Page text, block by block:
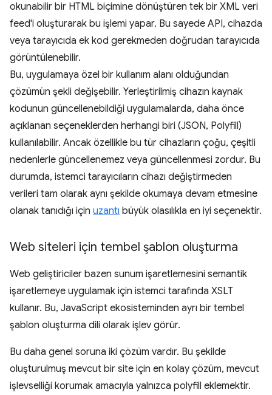
okunabilir bir HTML biçimine dönüştüren tek bir XML veri
feed'i oluşturarak bu işlemi yapar. Bu sayede API, cihazda
veya tarayıcıda ek kod gerekmeden doğrudan tarayıcıda
görüntülenebilir.
Bu, uygulamaya özel bir kullanım alanı olduğundan
çözümün şekli değişebilir. Yerleştirilmiş cihazın kaynak
kodunun güncellenebildiği uygulamalarda, daha önce
açıklanan seçeneklerden herhangi biri (JSON, Polyfill)
kullanılabilir. Ancak özellikle bu tür cihazların çoğu, çeşitli
nedenlerle güncellenemez veya güncellenmesi zordur. Bu
durumda, istemci tarayıcıların cihazı değiştirmeden
verileri tam olarak aynı şekilde okumaya devam etmesine
olanak tanıdığı için uzantı büyük olasılıkla en iyi seçenektir.
Web siteleri için tembel şablon oluşturma
Web geliştiriciler bazen sunum işaretlemesini semantik
işaretlemeye uygulamak için istemci tarafında XSLT
kullanır. Bu, JavaScript ekosisteminden ayrı bir tembel
şablon oluşturma dili olarak işlev görür.
Bu daha genel soruna iki çözüm vardır. Bu şekilde
oluşturulmuş mevcut bir site için en kolay çözüm, mevcut
işlevselliği korumak amacıyla yalnızca polyfill eklemektir.